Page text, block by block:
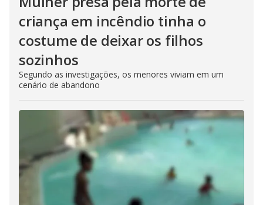
criança em incêndio tinha o
costume de deixar os filhos
sozinhos
Segundo as investigações, os menores viviam em um
cenário de abandono